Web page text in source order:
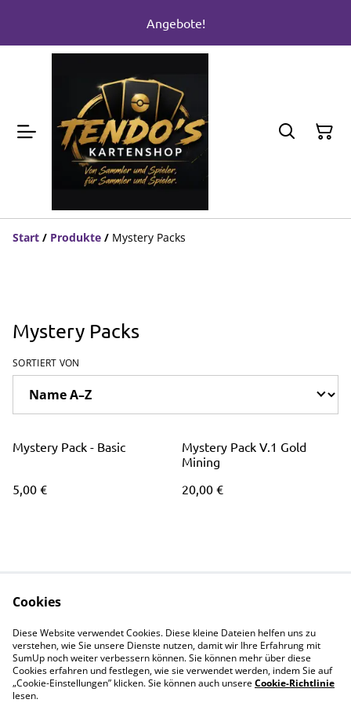
Angebote!
Start / Produkte / Mystery Packs
Mystery Packs
SORTIERT VON
Mystery Pack - Basic
5,00 €
Mystery Pack V.1 Gold
Mining
20,00 €
Events
Einzelkarten
Prints
Datenschutz
Cookie-Richtlinie
Cookies
Diese Website verwendet Cookies. Diese kleine Dateien helfen uns zu
verstehen, wie Sie unsere Dienste nutzen, damit wir Ihre Erfahrung mit
SumUp noch weiter verbessern können. Sie können mehr über diese
Cookies erfahren und festlegen, wie sie verwendet werden, indem Sie auf
„Cookie-Einstellungen” klicken. Sie können auch unsereCookie-Richtlinie
lesen.